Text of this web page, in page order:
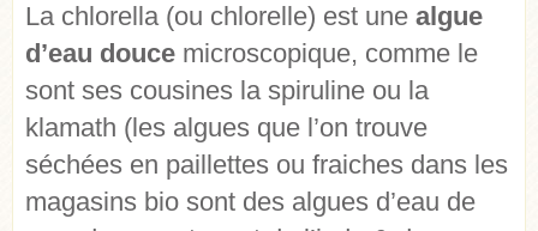
La chlorella (ou chlorelle) est une algue
d’eau douce microscopique, comme le
sont ses cousines la spiruline ou la
klamath (les algues que l’on trouve
séchées en paillettes ou fraiches dans les
magasins bio sont des algues d’eau de